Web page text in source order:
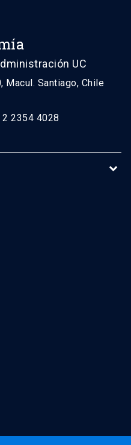
UC
Macul. Santiago, Chile
2354 4028